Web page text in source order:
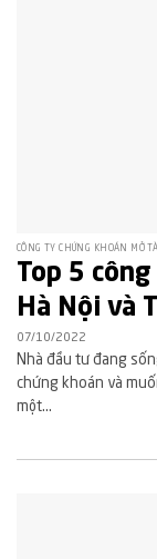
CÔNG TY CHỨNG KHOÁN MỞ
Top 5
Hà Nội và
07/10/2022
Nhà đầu tư đang
chứng khoán và
một...